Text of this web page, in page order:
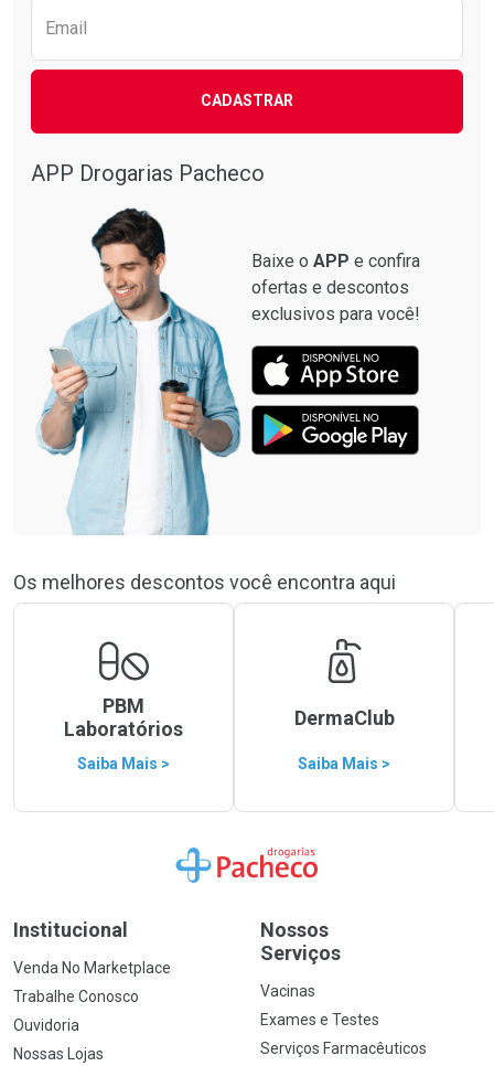
Email
CADASTRAR
APP Drogarias Pacheco
Baixe o APP e confira
ofertas e descontos
exclusivos para você!
Os melhores descontos você encontra aqui
PBM
Laboratórios
Saiba Mais >
DermaClub
Saiba Mais >
Ir para a Home
Institucional
Venda No Marketplace
Trabalhe Conosco
Ouvidoria
Nossas Lojas
Nossos
Serviços
Vacinas
Exames e Testes
Serviços Farmacêuticos